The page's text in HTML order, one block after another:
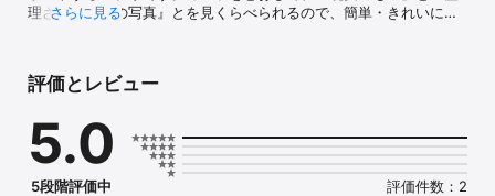
理された状態の写真』とを見くらべられるので、簡単・きれいにお
直感的に使うことができます。さらに、AR機能を使ったお片づけ
づけが苦手なお子さんにもおすすめです。
『ぱぱんだっこ』のかわいいパンダといっしょに、楽しく簡単にお
片づけしましょう。
さらに見る
評価とレビュー
5.0
5段階評価中 評価件数：2